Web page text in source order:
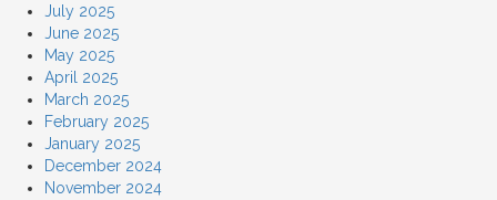
July 2025
June 2025
May 2025
April 2025
March 2025
February 2025
January 2025
December 2024
November 2024